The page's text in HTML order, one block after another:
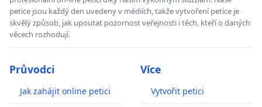
petice jsou každý den uvedeny v médiích, takže vytvoření petice je
skvělý způsob, jak upoutat pozornost veřejnosti i těch, kteří o daných
věcech rozhodují.
Průvodci
Jak zahájit online petici
Více
Vytvořit petici